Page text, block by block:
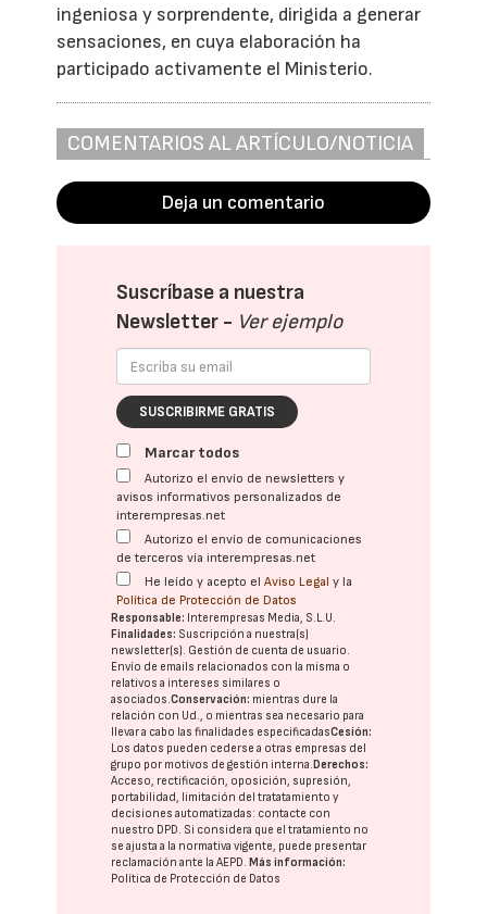
ingeniosa y sorprendente, dirigida a generar
sensaciones, en cuya elaboración ha
participado activamente el Ministerio.
COMENTARIOS AL ARTÍCULO/NOTICIA
Deja un comentario
Suscríbase a nuestra
Newsletter - Ver ejemplo
SUSCRIBIRME GRATIS
Marcar todos
Autorizo el envío de newsletters y
avisos informativos personalizados de
interempresas.net
Autorizo el envío de comunicaciones
de terceros vía interempresas.net
He leído y acepto elAviso Legal y la
Política de Protección de Datos
Responsable: Interempresas Media, S.L.U.
Finalidades: Suscripción a nuestra(s)
newsletter(s). Gestión de cuenta de usuario.
Envío de emails relacionados con la misma o
relativos a intereses similares o
asociados.Conservación: mientras dure la
relación con Ud., o mientras sea necesario para
llevar a cabo las finalidades especificadasCesión:
Los datos pueden cederse a otras empresas del
grupo por motivos de gestión interna. Derechos:
Acceso, rectificación, oposición, supresión,
portabilidad, limitación del tratatamiento y
decisiones automatizadas: contacte con
nuestro DPD. Si considera que el tratamiento no
se ajusta a la normativa vigente, puede presentar
reclamación ante laAEPD. Más información:
Política de Protección de Datos